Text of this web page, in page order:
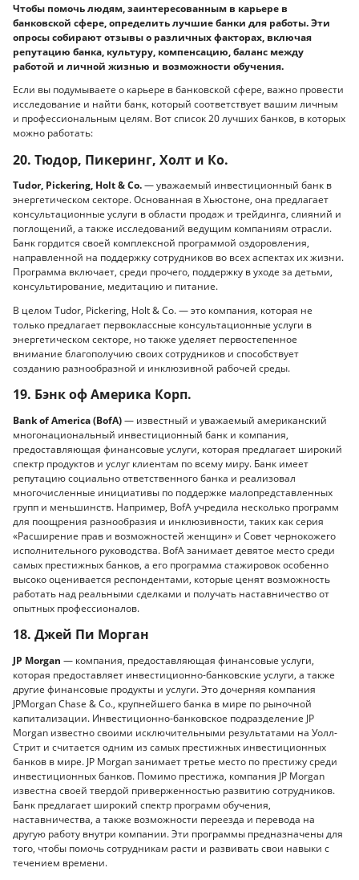
Чтобы помочь людям, заинтересованным в карьере в
банковской сфере, определить лучшие банки для работы. Эти
опросы собирают отзывы о различных факторах, включая
репутацию банка, культуру, компенсацию, баланс между
работой и личной жизнью и возможности обучения.
Если вы подумываете о карьере в банковской сфере, важно провести
исследование и найти банк, который соответствует вашим личным
и профессиональным целям. Вот список 20 лучших банков, в которых
можно работать:
20. Тюдор, Пикеринг, Холт и Ко.
Tudor, Pickering, Holt & Co.— уважаемый инвестиционный банк в
энергетическом секторе. Основанная в Хьюстоне, она предлагает
консультационные услуги в области продаж и трейдинга, слияний и
поглощений, а также исследований ведущим компаниям отрасли.
Банк гордится своей комплексной программой оздоровления,
направленной на поддержку сотрудников во всех аспектах их жизни.
Программа включает, среди прочего, поддержку в уходе за детьми,
консультирование, медитацию и питание.
В целом Tudor, Pickering, Holt & Co. — это компания, которая не
только предлагает первоклассные консультационные услуги в
энергетическом секторе, но также уделяет первостепенное
внимание благополучию своих сотрудников и способствует
созданию разнообразной и инклюзивной рабочей среды.
19. Бэнк оф Америка Корп.
Bank of America (BofA)— известный и уважаемый американский
многонациональный инвестиционный банк и компания,
предоставляющая финансовые услуги, которая предлагает широкий
спектр продуктов и услуг клиентам по всему миру. Банк имеет
репутацию социально ответственного банка и реализовал
многочисленные инициативы по поддержке малопредставленных
групп и меньшинств. Например, BofA учредила несколько программ
для поощрения разнообразия и инклюзивности, таких как серия
«Расширение прав и возможностей женщин» и Совет чернокожего
исполнительного руководства. BofA занимает девятое место среди
самых престижных банков, а его программа стажировок особенно
высоко оценивается респондентами, которые ценят возможность
работать над реальными сделками и получать наставничество от
опытных профессионалов.
18. Джей Пи Морган
JP Morgan — компания, предоставляющая финансовые услуги,
которая предоставляет инвестиционно-банковские услуги, а также
другие финансовые продукты и услуги. Это дочерняя компания
JPMorgan Chase & Co., крупнейшего банка в мире по рыночной
капитализации. Инвестиционно-банковское подразделение JP
Morgan известно своими исключительными результатами на Уолл-
Стрит и считается одним из самых престижных инвестиционных
банков в мире. JP Morgan занимает третье место по престижу среди
инвестиционных банков. Помимо престижа, компания JP Morgan
известна своей твердой приверженностью развитию сотрудников.
Банк предлагает широкий спектр программ обучения,
наставничества, а также возможности переезда и перевода на
другую работу внутри компании. Эти программы предназначены для
того, чтобы помочь сотрудникам расти и развивать свои навыки с
течением времени.